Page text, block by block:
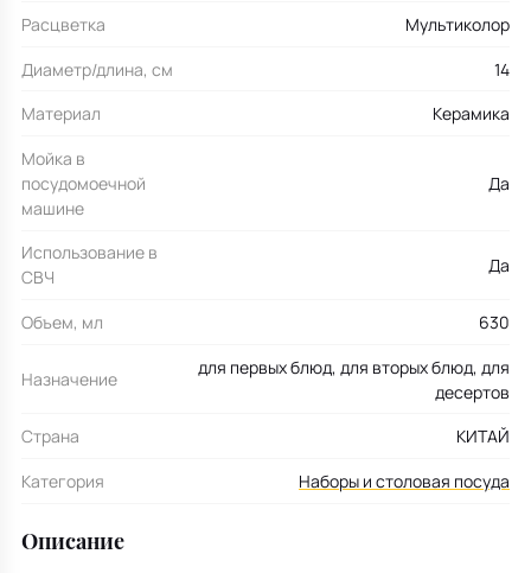
Расцветка
Мультиколор
Диаметр/длина, см
14
Материал
Керамика
Мойка в
посудомоечной
машине
Да
Использование в
СВЧ
Да
Объем, мл 630
Назначение
для первых блюд, для вторых блюд, для
десертов
Страна
КИТАЙ
Категория
Наборы и столовая посуда
Описание